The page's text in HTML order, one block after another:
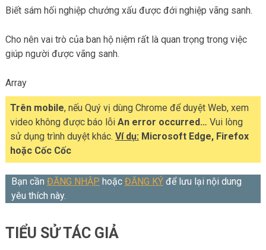
Biết sám hối nghiệp chướng xấu được đới nghiệp vãng sanh.
Cho nên vai trò của ban hộ niệm rất là quan trọng trong việc
giúp người được vãng sanh.
Array
Trên mobile, nếu Quý vị dùng Chrome để duyệt Web, xem
video không được báo lỗi An error occurred… Vui lòng
sử dụng trình duyệt khác. Ví dụ: Microsoft Edge, Firefox
hoặc Cốc Cốc
Bạn cần ĐĂNG NHẬP hoặc ĐĂNG KÝđể lưu lại nội dung
yêu thích này.
TIỂU SỬ TÁC GIẢ